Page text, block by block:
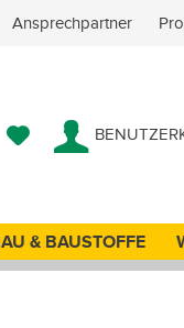
Ansprechpartner
& BAUSTOFFE